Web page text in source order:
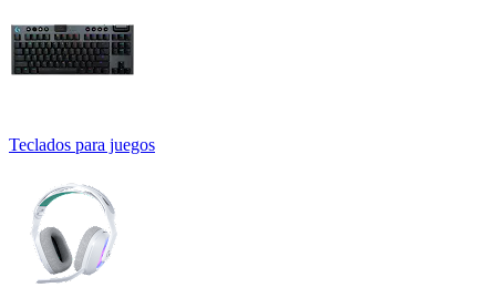
Teclados para juegos